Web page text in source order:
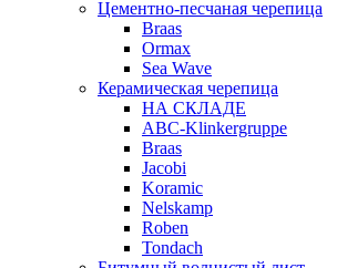
Цементно-песчаная черепица
Braas
Ormax
Sea Wave
Керамическая черепица
НА СКЛАДЕ
ABC-Klinkergruppe
Braas
Jacobi
Koramic
Nelskamp
Roben
Tondach